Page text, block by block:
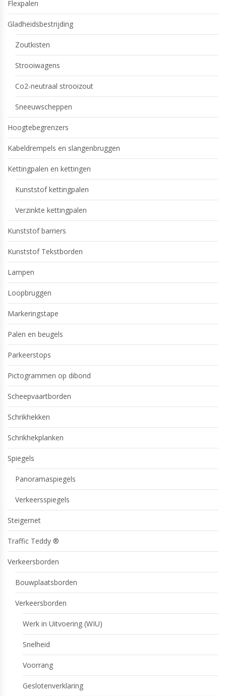
Flexpalen
Gladheidsbestrijding
Zoutkisten
Strooiwagens
Co2-neutraal strooizout
Sneeuwscheppen
Hoogtebegrenzers
Kabeldrempels en slangenbruggen
Kettingpalen en kettingen
Kunststof kettingpalen
Verzinkte kettingpalen
Kunststof barriers
Kunststof Tekstborden
Lampen
Loopbruggen
Markeringstape
Palen en beugels
Parkeerstops
Pictogrammen op dibond
Scheepvaartborden
Schrikhekken
Schrikhekplanken
Spiegels
Panoramaspiegels
Verkeersspiegels
Steigernet
Traffic Teddy ®
Verkeersborden
Bouwplaatsborden
Verkeersborden
Werk in Uitvoering (WIU)
Snelheid
Voorrang
Geslotenverklaring